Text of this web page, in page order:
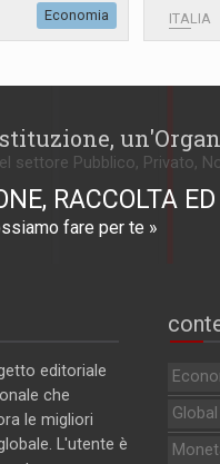
Economia ITALIA
settore Pubblico, Privato,
RACCOLTA
fare per te »
editoriale
che
le migliori
L'utente è
Global